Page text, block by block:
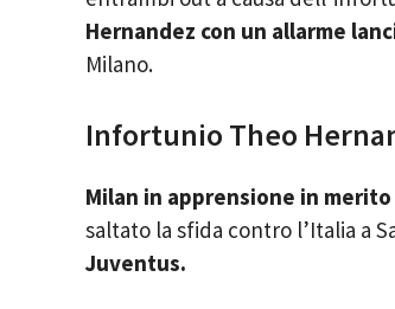
Hernandez con un allarme
Milano.
Infortunio Theo
Milan in apprensione in
saltato la sfida contro l’Italia a
Juventus.